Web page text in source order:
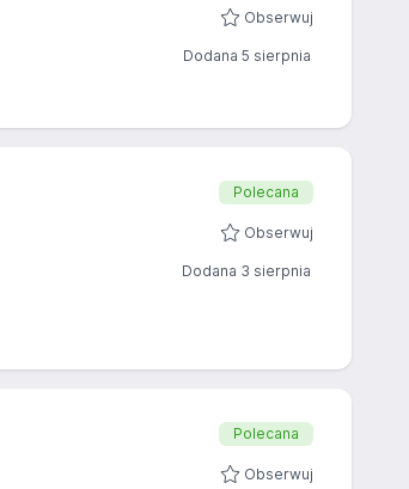
Obserwuj
Dodana 5 sierpnia
Polecana
Obserwuj
Dodana 3 sierpnia
Polecana
Obserwuj